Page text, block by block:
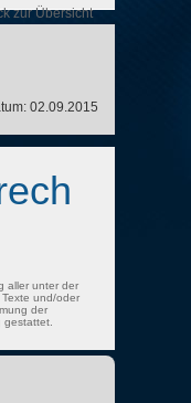
zur Übersicht
02.09.2015
aller unter der
und/oder
der
gestattet.